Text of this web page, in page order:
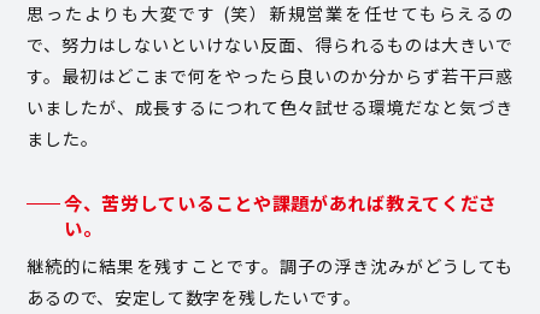
思ったよりも大変です (笑）新規営業を任せてもらえるの
で、努力はしないといけない反面、得られるものは大きいで
す。最初はどこまで何をやったら良いのか分からず若干戸惑
いましたが、成長するにつれて色々試せる環境だなと気づき
ました。
今、苦労していることや課題があれば教えてくださ
い。
継続的に結果を残すことです。調子の浮き沈みがどうしても
あるので、安定して数字を残したいです。